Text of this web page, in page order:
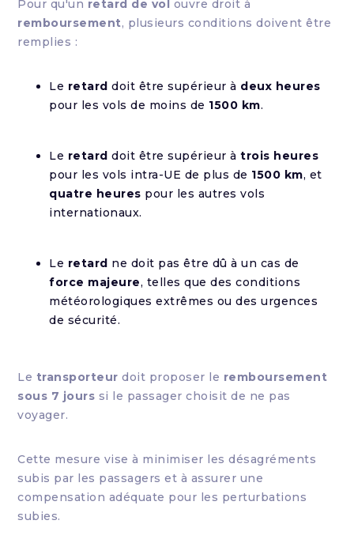
Pour qu'un retard de vol
ouvre droit à
remboursement, plusieurs conditions doivent être
remplies :
Le retard doit être supérieur à deux heures
pour les vols de moins de 1500 km.
Le retard doit être supérieur àtrois heures
pour les vols intra-UE de plus de 1500 km, et
quatre heures pour les autres vols
internationaux.
Le retard ne doit pas être dû à un cas de
force majeure, telles que des conditions
météorologiques extrêmes ou des urgences
de sécurité.
Le transporteur doit proposer le remboursement
sous 7 jours si le passager choisit de ne pas
voyager.
Cette mesure vise à minimiser les désagréments
subis par les passagers et à assurer une
compensation adéquate pour les perturbations
subies.